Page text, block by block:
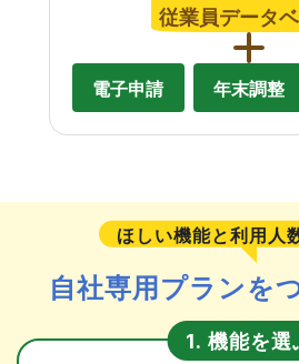
従業員データ
電子申請 年末調整
ほしい機能と利用人
自社専用プランを
1. 機能を選